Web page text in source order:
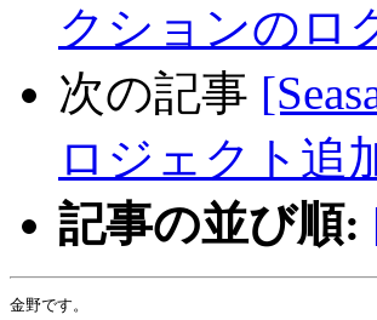
クションのロ
次の記事
ロジェクト追
記事の並び順:
金野です。